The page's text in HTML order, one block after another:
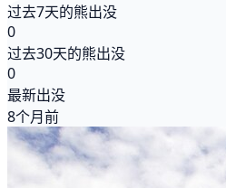
过去7天的熊出没
0
过去30天的熊出没
0
最新出没
8个月前